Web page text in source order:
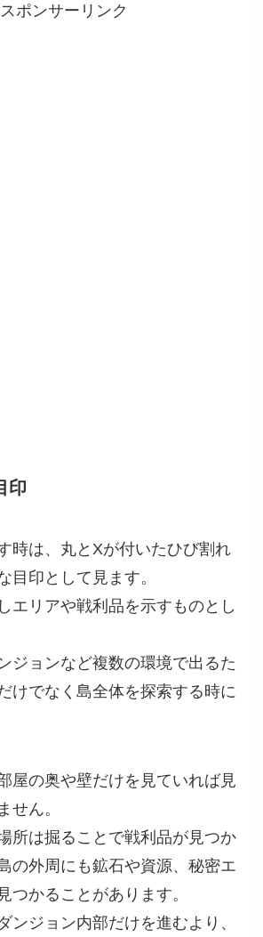
スポンサーリンク
印
時は、丸とXが付いたひび割れ
目印として見ます。
エリアや戦利品を示すものとし
ジョンなど複数の環境で出るた
けでなく島全体を探索する時に
屋の奥や壁だけを見ていれば見
せん。
所は掘ることで戦利品が見つか
の外周にも鉱石や資源、秘密エ
つかることがあります。
ンジョン内部だけを進むより、